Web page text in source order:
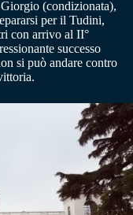
(condizionata),
per il Tudini,
con arrivo al II°
successo
si può andare contro